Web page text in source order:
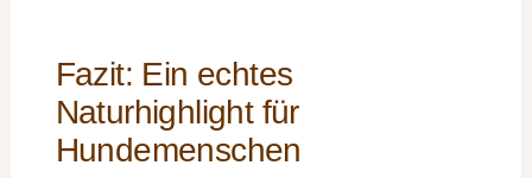
Fazit: Ein echtes
Naturhighlight für
Hundemenschen